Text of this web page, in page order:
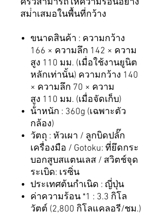
ครัวสามารถให้ความร้อนอย่าง
สม่ําเสมอในพื้นที่กว้าง
ขนาดสินค้า : ความกว้าง
166 × ความลึก 142 × ความ
สูง 110 มม. (เมื่อใช้งานยูนิต
หลักเท่านั้น) ความกว้าง 140
× ความลึก 70 × ความ
สูง 110 มม. (เมื่อจัดเก็บ)
น้ําหนัก : 360g (เฉพาะตัว
กล้อง)
วัตถุ : หัวเผา / ลูกบิดปลั๊ก
เครื่องมือ / Gotoku: ที่ยึดกระ
บอกสูบสแตนเลส / สวิตช์จุด
ระเบิด: เรซิ่น
ประเทศต้นกําเนิด : ญี่ปุ่น
ค่าความร้อน *1 : 3.3 กิโล
วัตต์ (2,800 กิโลแคลอรี/ชม.)